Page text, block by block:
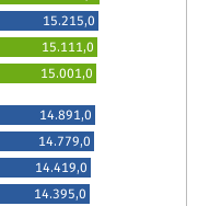
15.215,0
15.111,0
15.001,0
14.891,0
14.779,0
14.419,0
14.395,0